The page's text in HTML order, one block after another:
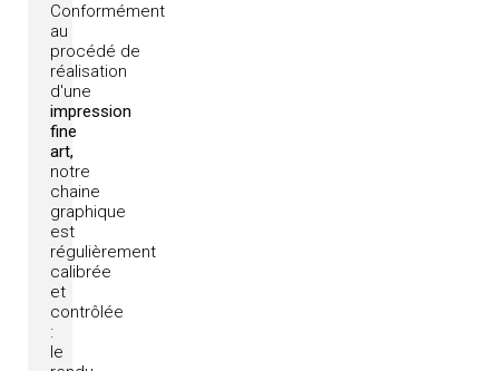
Conformément
au
procédé de
réalisation
d'une
impression
fine
art,
notre
chaine
graphique
est
régulièrement
calibrée
et
contrôlée
:
le